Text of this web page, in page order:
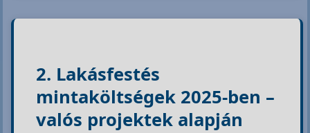
2. Lakásfestés
mintaköltségek 2025-ben –
valós projektek alapján